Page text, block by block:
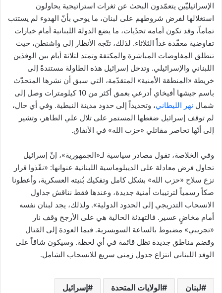
الإسرائيليّين يتعمّدون البحث عن ثغرات استراتيجية يحاولون
استغلالها لفرض شروطهم على لبنان، ما يوحي بأنّ الهدوء لم يستتب
تماماً، وقد تكون أمامه تحدّيات، ما يضع الدولة اللبنانية أمام خيارات
تفاوضية معقّدة غداً الثلاثاء. لذلك، تتّجه الأنظار إلى واشنطن، حيث
تنطلق المفاوضات المباشرة والمكثفة وتمتد لثلاثة أيام بين الوفدَين
اللبناني والإسرائيلي. وتدخل إسرائيل هذه الطاولة مستندةً إلى
خريطة «المنطقة الأمنية» المتقدّمة، التي سبق أن نشرها المتحدّث
باسم جيشها أفيخاي أدرعي بعمق أكثر من 10 كيلومترات وصل إلى
شمال نهر الليطاني، وتحديداً إلى حدود مدينة النبطية. وفي أي حال،
لم توقف إسرائيل ضغطها المستمر على تلال علي الطاهر، وتشير
إلى أنّها تحاصر مقاتلي «حزب الله» في الأنفاق.
وفي الخلاصة، تقول مصادر سياسية لـ«الجمهورية»، إنّ إسرائيل
تحاول فرض معادلة على الديبلوماسية اللبنانية عنوانها: «نفّذوا قرار
نزع سلاح «حزب الله» بشكل كامل وتفكيك بُنيته العسكرية، وأعطونا
صكاً رسمياً لترتيبات أمنية جديدة، وعندها فقط نناقش جداول
الانسحاب التدريجي إلى الحدود الدولية». ولذلك، يجد لبنان نفسه
أمام مخاضٍ عسير. فالتهدئة الحالية هي على الأرجح وقف نار
«تجريبي» مضبوط بالساعة السويسرية. فيما العودة إلى القتال
وقضم مناطق جديدة تظل قائمة في أي لحظة. وسيكون شاقاً على
الوفد اللبناني انتزاع جدول زمني سريع للانسحاب الشامل.
لبنان الولايات المتحدة إسرائيل